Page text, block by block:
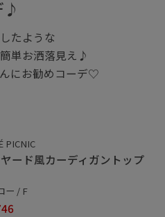
♪
たような
単お洒落見え♪
にお勧めコーデ♡
PICNIC
ード風カーディガントップ
ー / F